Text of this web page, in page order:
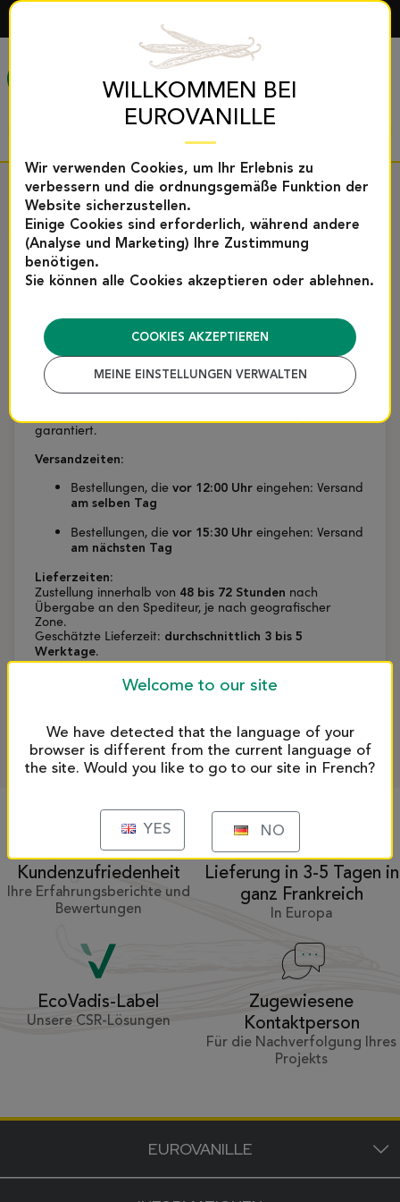
WILLKOMMEN BEI
EUROVANILLE
Wir verwenden Cookies, um Ihr Erlebnis zu
verbessern und die ordnungsgemäße Funktion der
Website sicherzustellen.
Einige Cookies sind erforderlich, während andere
(Analyse und Marketing) Ihre Zustimmung
benötigen.
Sie können alle Cookies akzeptieren oder ablehnen.
COOKIES AKZEPTIEREN
MEINE EINSTELLUNGEN VERWALTEN
Startseite Entregado en 3 a 5 días
ENTREGADO EN 3 A 5
DÍAS
Bei Eurovanille verpflichten wir uns, Ihre Bestellungen so
schnell wie möglich zu versenden – mit einer
garantiert.
Versandzeiten:
Bestellungen, dievor 12:00 Uhr eingehen: Versand
am selben Tag
Bestellungen, dievor 15:30 Uhr eingehen: Versand
am nächsten Tag
Lieferzeiten:
Zustellung innerhalb von 48 bis 72 Stunden nach
Übergabe an den Spediteur, je nach geografischer
Zone.
Geschätzte Lieferzeit: durchschnittlich 3 bis 5
Werktage.
Unsere Logistik ist auf die Anforderungen von Profis
Kundenzufriedenheit
Ihre Erfahrungsberichte und
Bewertungen
Lieferung in 3-5 Tagen in
ganz Frankreich
In Europa
EcoVadis-Label
Unsere CSR-Lösungen
Zugewiesene
Kontaktperson
Für die Nachverfolgung Ihres
Projekts
EUROVANILLE
Welcome to our site
We have detected that the language of your
browser is different from the current language of
the site. Would you like to go to our site in French?
YES NO